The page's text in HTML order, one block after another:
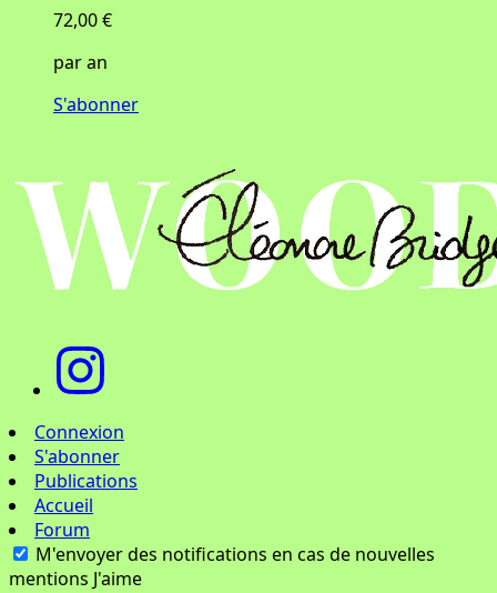
72,00 €
par an
S'abonner
Connexion
S'abonner
Publications
Accueil
Forum
M'envoyer des notifications en cas de nouvelles
mentions J'aime